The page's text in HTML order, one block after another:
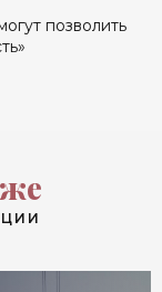
позволить